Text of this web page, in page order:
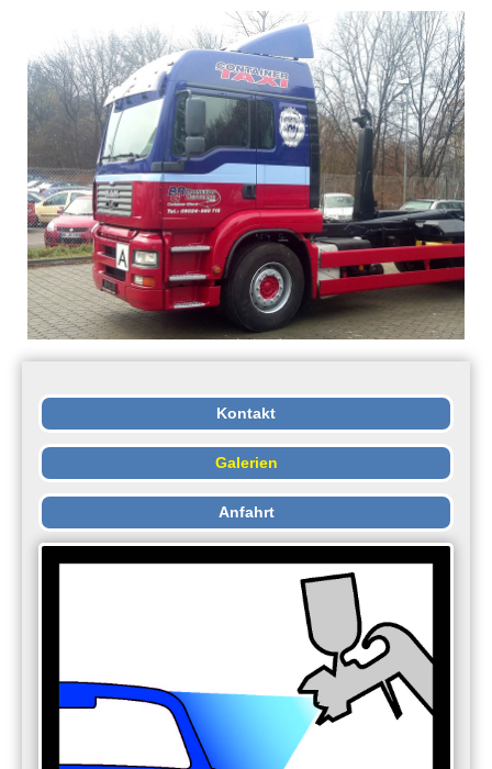
Kontakt
Galerien
Anfahrt